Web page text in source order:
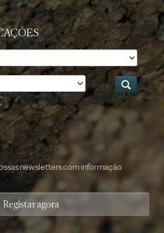
newsletters com informação
Registar agora